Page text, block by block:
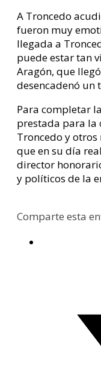
A Troncedo
fueron muy
llegada a
puede estar tan
Aragón, que
desencadenó un
Para completar
prestada para la
Troncedo y
que en su día
director
y políticos de la
Comparte esta